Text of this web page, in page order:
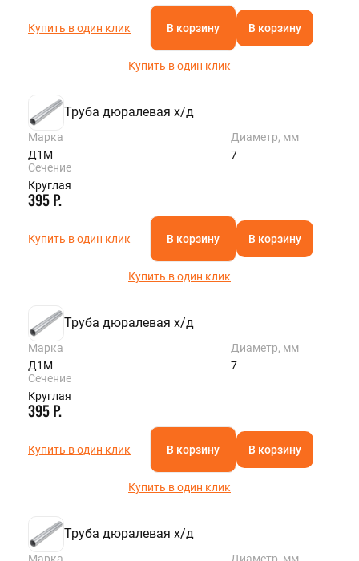
Купить в один клик В корзину В корзину
Купить в один клик
Труба дюралевая х/д
Марка
Д1М
Диаметр, мм
7
Сечение
Круглая
395 Р.
Купить в один клик В корзину В корзину
Купить в один клик
Труба дюралевая х/д
Марка
Д1М
Диаметр, мм
7
Сечение
Круглая
395 Р.
Купить в один клик В корзину В корзину
Купить в один клик
Труба дюралевая х/д
Марка
Диаметр, мм